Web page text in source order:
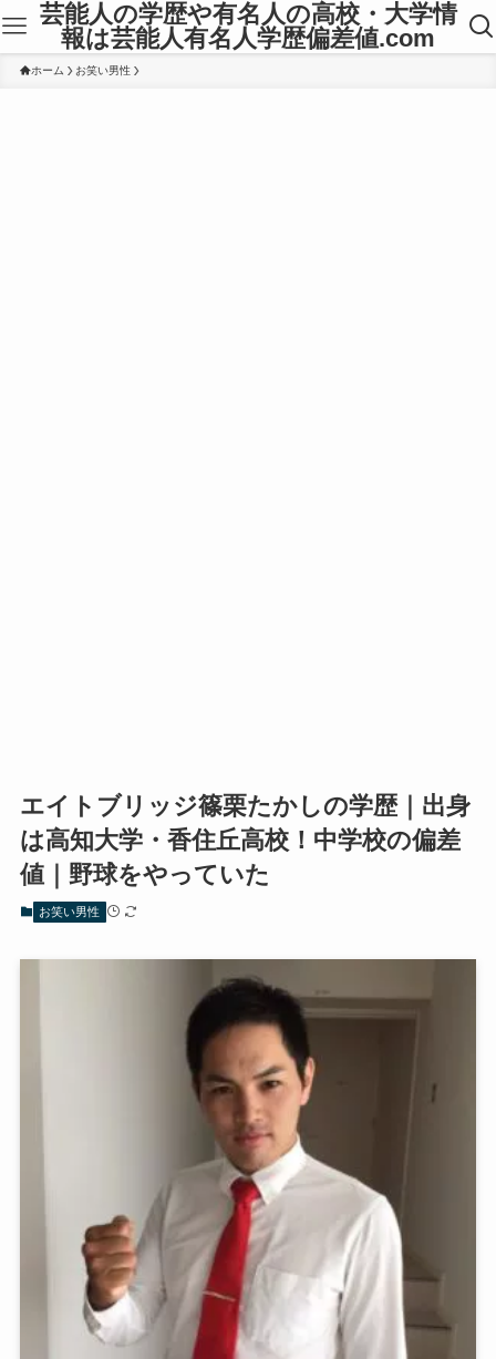
芸能人の学歴や有名人の高校・大学情
報は芸能人有名人学歴偏差値.com
ホーム お笑い男性
エイトブリッジ篠栗たかしの学歴｜出身
は高知大学・香住丘高校！中学校の偏差
値｜野球をやっていた
お笑い男性